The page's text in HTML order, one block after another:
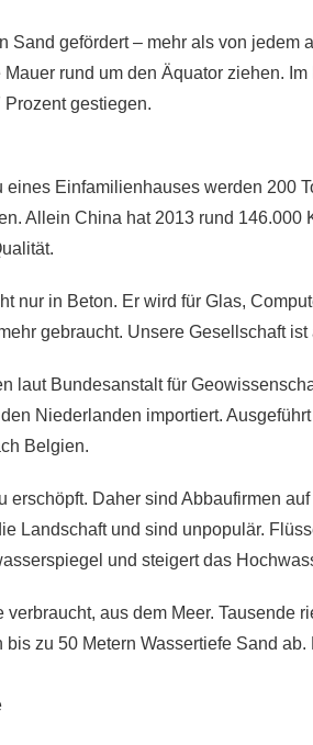
gefördert – mehr als von jedem
rund um den Äquator ziehen.
gestiegen.
Einfamilienhauses werden 200
Allein China hat 2013 rund 146.000
nur in Beton. Er wird für Glas,
gebraucht. Unsere Gesellschaft ist
laut Bundesanstalt für
Niederlanden importiert.
Belgien.
Daher sind Abbaufirmen
Landschaft und sind unpopulär.
und steigert das
aus dem Meer. Tausende
zu 50 Metern Wassertiefe Sand ab.